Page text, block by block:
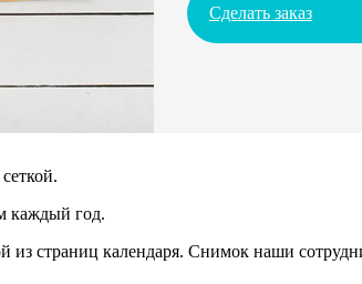
Сделать заказ
каждый год.
страниц календаря. Снимок наши